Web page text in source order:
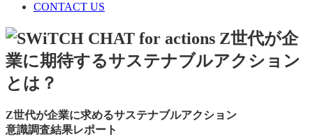
CONTACT US
Z世代が企業に求めるサステナブルアクション
意識調査結果レポート